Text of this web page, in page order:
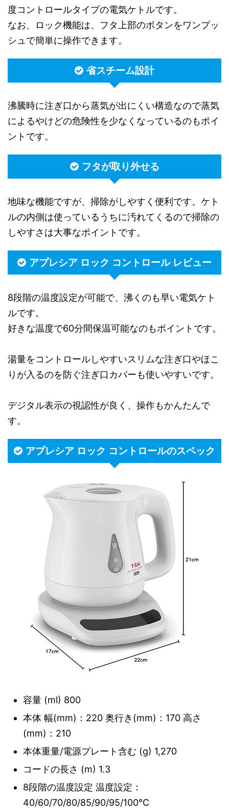
度コントロールタイプの電気ケトルです。
なお、ロック機能は、フタ上部のボタンをワンプッ
シュで簡単に操作できます。
省スチーム設計
沸騰時に注ぎ口から蒸気が出にくい構造なので蒸気
によるやけどの危険性を少なくなっているのもポイ
ントです。
フタが取り外せる
地味な機能ですが、掃除がしやすく便利です。ケト
ルの内側は使っているうちに汚れてくるので掃除の
しやすさは大事なポイントです。
アプレシア ロック コントロール レビュー
8段階の温度設定が可能で、沸くのも早い電気ケト
ルです。
好きな温度で60分間保温可能なのもポイントです。
湯量をコントロールしやすいスリムな注ぎ口やほこ
りが入るのを防ぐ注ぎ口カバーも使いやすいです。
デジタル表示の視認性が良く、操作もかんたんで
す。
アプレシア ロック コントロールのスペック
容量 (ml) 800
本体 幅(mm)：220 奥行き(mm)：170 高さ
(mm)：210
本体重量/電源プレート含む (g) 1,270
コードの長さ (m) 1.3
8段階の温度設定 温度設定：
40/60/70/80/85/90/95/100℃